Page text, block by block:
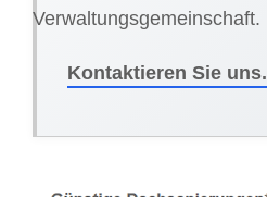
Verwaltungsgemeinschaft.
Kontaktieren Sie uns.